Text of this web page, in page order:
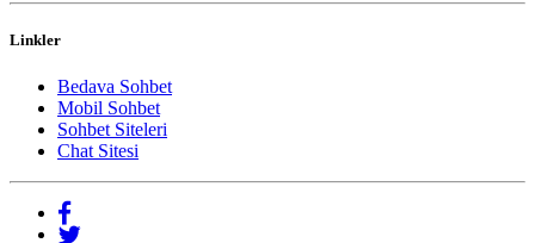
Linkler
Bedava Sohbet
Mobil Sohbet
Sohbet Siteleri
Chat Sitesi